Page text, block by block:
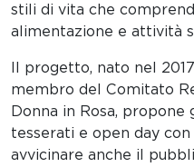
stili di vita che
alimentazione e attività
Il progetto, nato nel
membro del Comitato
Donna in Rosa,
tesserati e open day
avvicinare anche il